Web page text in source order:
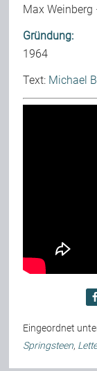
Max
Gründung:
1964
Text: Michael
Eingeordnet
Springsteen,